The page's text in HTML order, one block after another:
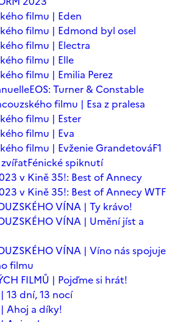
filmu | Eden
filmu | Edmond byl osel
filmu | Electra
filmu | Elle
filmu | Emilia Perez
EOS: Turner & Constable
filmu | Esa z pralesa
filmu | Ester
filmu | Eva
filmu | Evženie GrandetováF1
Fénické spiknutí
v Kině 35!: Best of Annecy
v Kině 35!: Best of Annecy WTF
VÍNA | Ty krávo!
VÍNA | Umění jíst a
VÍNA | Víno nás spojuje
filmu
FILMŮ | Pojďme si hrát!
13 dní, 13 nocí
| Ahoj a díky!